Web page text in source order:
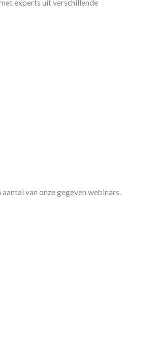
experts uit verschillende
van onze gegeven webinars.